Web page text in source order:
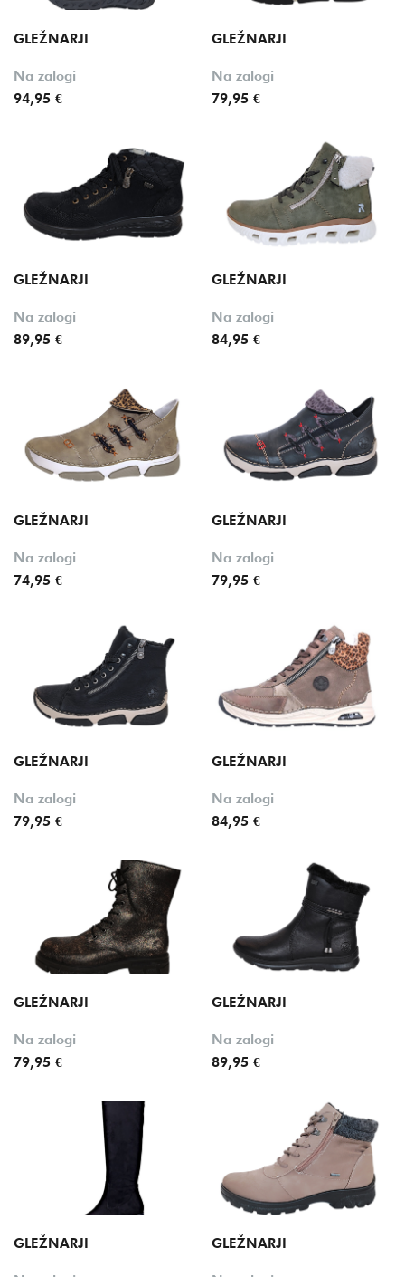
Oznake
GLEŽNARJI
Na zalogi
94,95 €
GLEŽNARJI
Na zalogi
79,95 €
GLEŽNARJI
Na zalogi
89,95 €
GLEŽNARJI
Na zalogi
84,95 €
GLEŽNARJI
Na zalogi
74,95 €
GLEŽNARJI
Na zalogi
79,95 €
GLEŽNARJI
Na zalogi
79,95 €
GLEŽNARJI
Na zalogi
84,95 €
GLEŽNARJI
Na zalogi
79,95 €
GLEŽNARJI
Na zalogi
89,95 €
GLEŽNARJI GLEŽNARJI